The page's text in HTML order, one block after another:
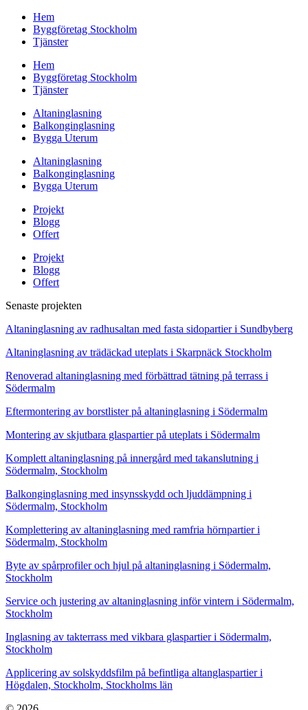
Hem
Byggföretag Stockholm
Tjänster
Hem
Byggföretag Stockholm
Tjänster
Altaninglasning
Balkonginglasning
Bygga Uterum
Altaninglasning
Balkonginglasning
Bygga Uterum
Projekt
Blogg
Offert
Projekt
Blogg
Offert
Senaste projekten
Altaninglasning av radhusaltan med fasta sidopartier i Sundbyberg
Altaninglasning av trädäckad uteplats i Skarpnäck Stockholm
Renoverad altaninglasning med förbättrad tätning på terrass i
Södermalm
Eftermontering av borstlister på altaninglasning i Södermalm
Montering av skjutbara glaspartier på uteplats i Södermalm
Komplett altaninglasning på innergård med takanslutning i
Södermalm, Stockholm
Balkonginglasning med insynsskydd och ljuddämpning i
Södermalm, Stockholm
Komplettering av altaninglasning med ramfria hörnpartier i
Södermalm, Stockholm
Byte av spårprofiler och hjul på altaninglasning i Södermalm,
Stockholm
Service och justering av altaninglasning inför vintern i Södermalm,
Stockholm
Inglasning av takterrass med vikbara glaspartier i Södermalm,
Stockholm
Applicering av solskyddsfilm på befintliga altanglaspartier i
Högdalen, Stockholm, Stockholms län